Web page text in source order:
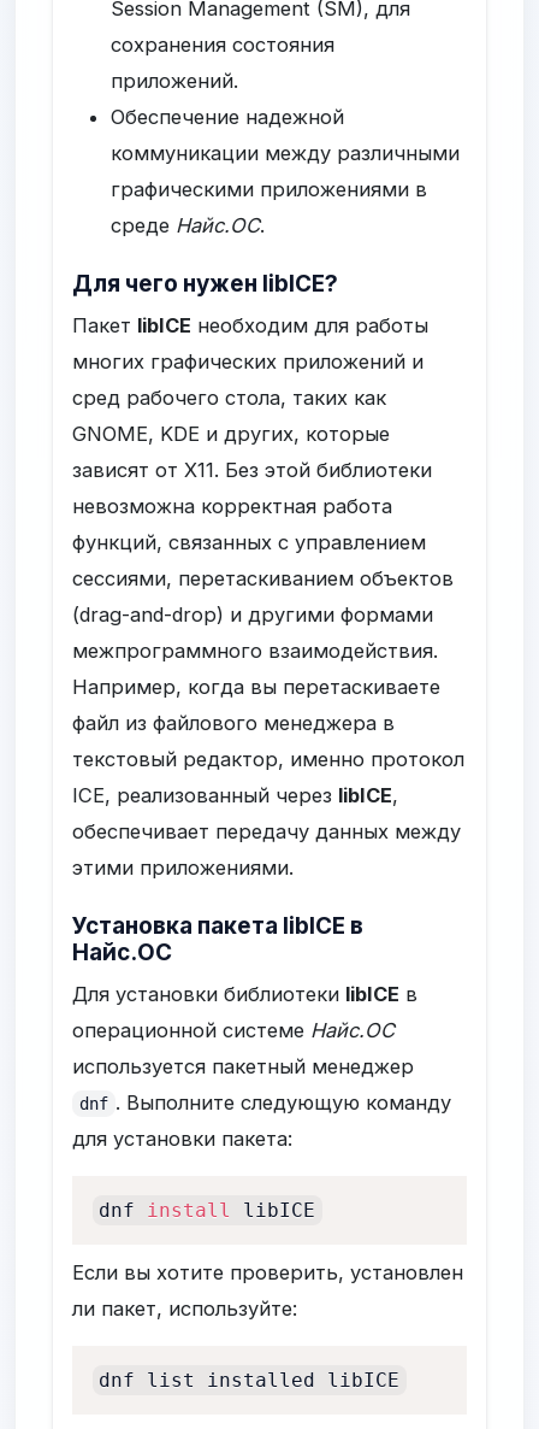
Session Management (SM), для
сохранения состояния
приложений.
Обеспечение надежной
коммуникации между различными
графическими приложениями в
среде Найс.ОС.
Для чего нужен libICE?
Пакет libICE необходим для работы
многих графических приложений и
сред рабочего стола, таких как
GNOME, KDE и других, которые
зависят от X11. Без этой библиотеки
невозможна корректная работа
функций, связанных с управлением
сессиями, перетаскиванием объектов
(drag-and-drop) и другими формами
межпрограммного взаимодействия.
Например, когда вы перетаскиваете
файл из файлового менеджера в
текстовый редактор, именно протокол
ICE, реализованный через libICE,
обеспечивает передачу данных между
этими приложениями.
Установка пакета libICE в
Найс.ОС
Для установки библиотеки libICE в
операционной системе Найс.ОС
используется пакетный менеджер
dnf . Выполните следующую команду
для установки пакета:
dnf install libICE
Если вы хотите проверить, установлен
ли пакет, используйте:
dnf list installed libICE